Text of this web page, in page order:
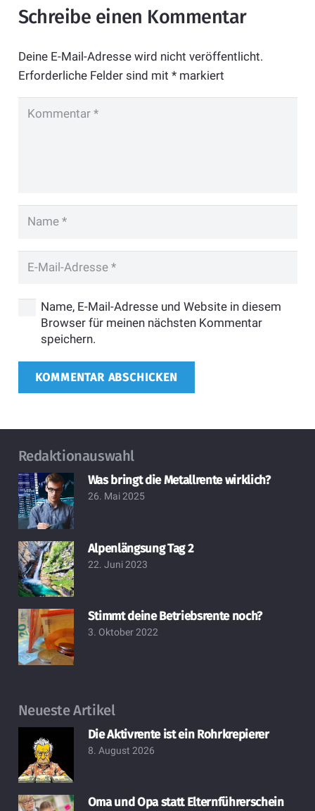
Schreibe einen Kommentar
Deine E-Mail-Adresse wird nicht veröffentlicht.
Erforderliche Felder sind mit *markiert
Name, E-Mail-Adresse und Website in diesem
Browser für meinen nächsten Kommentar
speichern.
KOMMENTAR ABSCHICKEN
Redaktionauswahl
Was bringt die Metallrente wirklich?
26. Mai 2025
Alpenlängsung Tag 2
22. Juni 2023
Stimmt deine Betriebsrente noch?
3. Oktober 2022
Neueste Artikel
Die Aktivrente ist ein Rohrkrepierer
8. August 2026
Oma und Opa statt Elternführerschein